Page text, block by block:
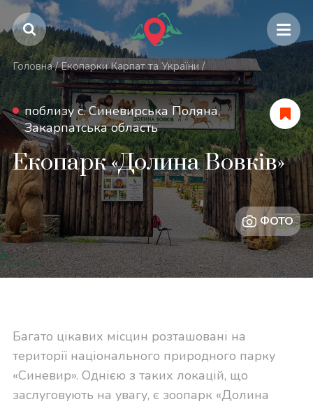
Головна / Екопарки Карпат та України /
поблизу с. Синевирська Поляна,
Закарпатська область
Екопарк «Долина Вовків»
ФОТО
Багато цікавих місцин розташовані на
території національного природного парку
«Синевир». Однією з таких локацій, що
заслуговують на увагу, є зоопарк «Долина